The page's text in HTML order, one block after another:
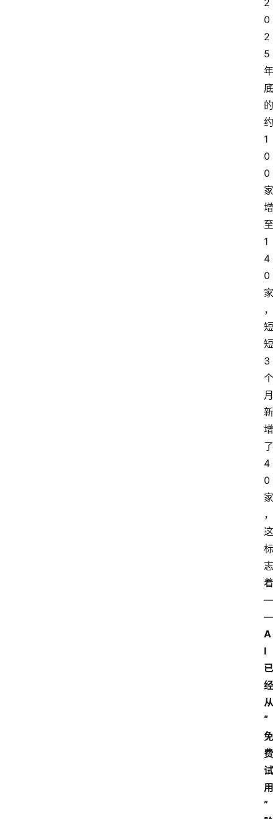
2
0
2
5
年
底
的
约
1
0
0
家
增
至
1
4
0
家
，
短
短
3
个
月
新
增
了
4
0
家
，
这
标
志
着
—
—
A
I
已
经
从
“
免
费
试
用
”